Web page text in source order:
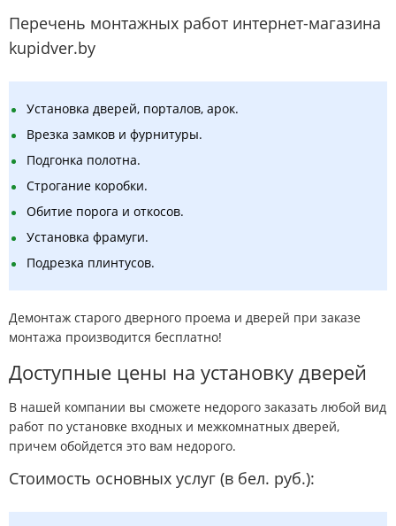
Перечень монтажных работ интернет-магазина
kupidver.by
Установка дверей, порталов, арок.
Врезка замков и фурнитуры.
Подгонка полотна.
Строгание коробки.
Обитие порога и откосов.
Установка фрамуги.
Подрезка плинтусов.
Демонтаж старого дверного проема и дверей при заказе
монтажа производится бесплатно!
Доступные цены на установку дверей
В нашей компании вы сможете недорого заказать любой вид
работ по установке входных и межкомнатных дверей,
причем обойдется это вам недорого.
Стоимость основных услуг (в бел. руб.):